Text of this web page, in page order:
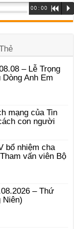
00:00 R P
– Lễ Trọng
Anh Em
mạng của Tin
con người
bổ nhiệm cha
vấn viên Bộ
– Thứ
Niên)